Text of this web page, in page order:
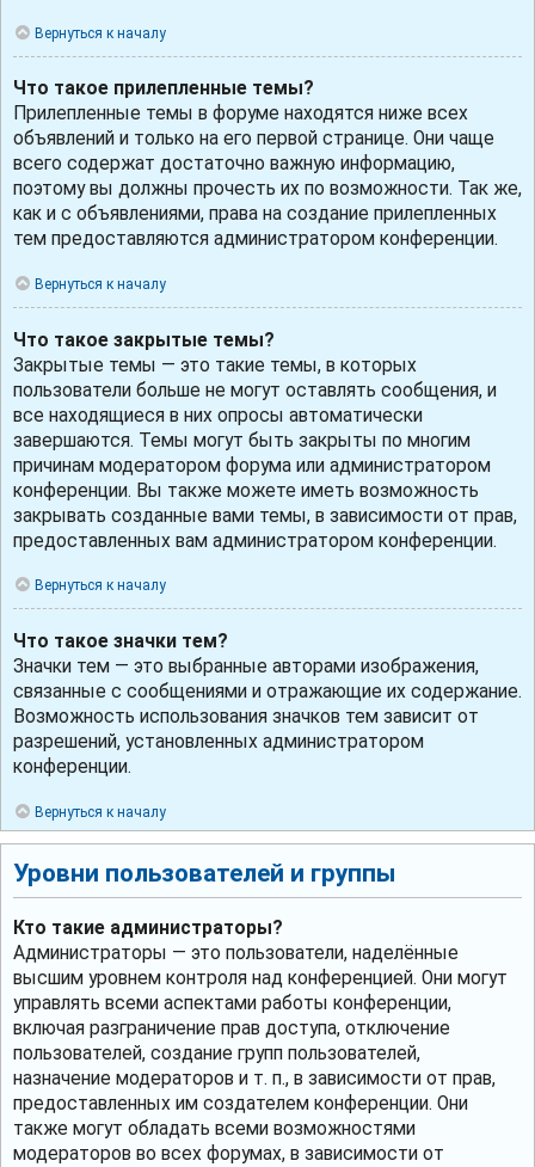
Вернуться к началу
Что такое прилепленные темы?
Прилепленные темы в форуме находятся ниже всех
объявлений и только на его первой странице. Они чаще
всего содержат достаточно важную информацию,
поэтому вы должны прочесть их по возможности. Так же,
как и с объявлениями, права на создание прилепленных
тем предоставляются администратором конференции.
Вернуться к началу
Что такое закрытые темы?
Закрытые темы — это такие темы, в которых
пользователи больше не могут оставлять сообщения, и
все находящиеся в них опросы автоматически
завершаются. Темы могут быть закрыты по многим
причинам модератором форума или администратором
конференции. Вы также можете иметь возможность
закрывать созданные вами темы, в зависимости от прав,
предоставленных вам администратором конференции.
Вернуться к началу
Что такое значки тем?
Значки тем — это выбранные авторами изображения,
связанные с сообщениями и отражающие их содержание.
Возможность использования значков тем зависит от
разрешений, установленных администратором
конференции.
Вернуться к началу
Уровни пользователей и группы
Кто такие администраторы?
Администраторы — это пользователи, наделённые
высшим уровнем контроля над конференцией. Они могут
управлять всеми аспектами работы конференции,
включая разграничение прав доступа, отключение
пользователей, создание групп пользователей,
назначение модераторов и т. п., в зависимости от прав,
предоставленных им создателем конференции. Они
также могут обладать всеми возможностями
модераторов во всех форумах, в зависимости от